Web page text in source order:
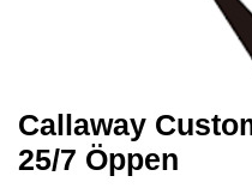
Callaway
25/7 Öppen